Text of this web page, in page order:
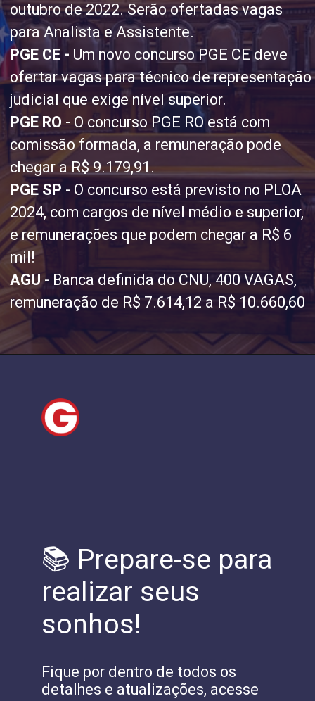
outubro de 2022. Serão ofertadas vagas
para Analista e Assistente.
PGE CE - Um novo concurso PGE CE deve
ofertar vagas para técnico de representação
judicial que exige nível superior.
PGE RO - O concurso PGE RO está com
comissão formada, a remuneração pode
chegar a R$ 9.179,91.
PGE SP - O concurso está previsto no PLOA
2024, com cargos de nível médio e superior,
e remunerações que podem chegar a R$ 6
mil!
AGU- Banca definida do CNU, 400 VAGAS,
remuneração de R$ 7.614,12 a R$ 10.660,60
📚 Prepare-se para
realizar seus
sonhos!
Fique por dentro de todos os
detalhes e atualizações, acesse